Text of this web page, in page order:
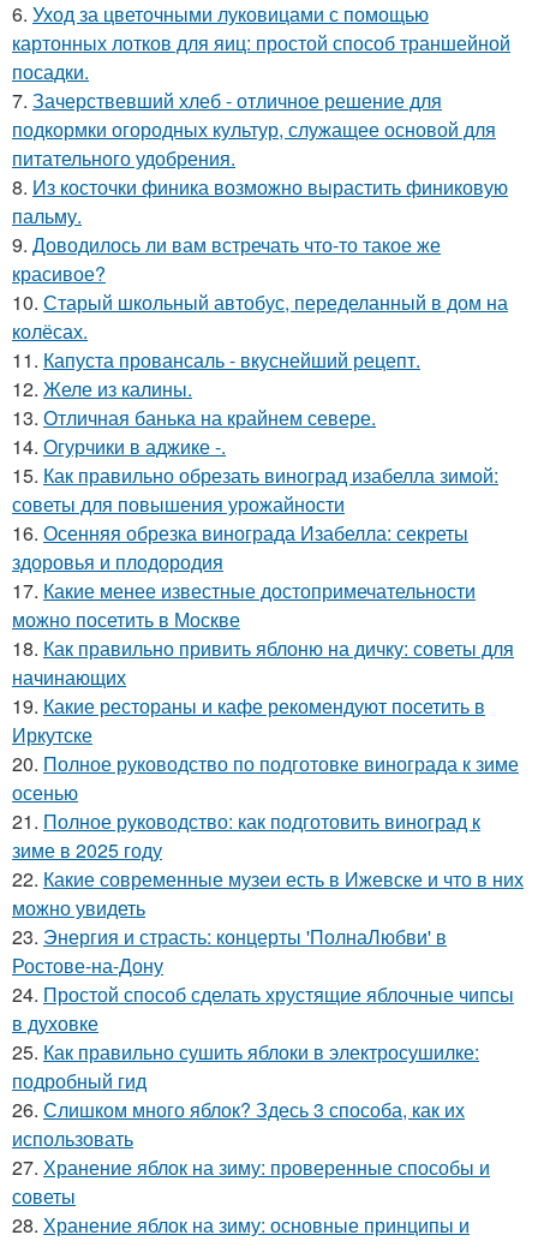
6. Уход за цветочными луковицами с помощью
картонных лотков для яиц: простой способ траншейной
посадки.
7. Зачерствевший хлеб - отличное решение для
подкормки огородных культур, служащее основой для
питательного удобрения.
8. Из косточки финика возможно вырастить финиковую
пальму.
9. Доводилось ли вам встречать что-то такое же
красивое?
10. Старый школьный автобус, переделанный в дом на
колёсах.
11. Капуста провансаль - вкуснейший рецепт.
12. Желе из калины.
13. Отличная банька на крайнем севере.
14. Огурчики в аджике -.
15. Как правильно обрезать виноград изабелла зимой:
советы для повышения урожайности
16. Осенняя обрезка винограда Изабелла: секреты
здоровья и плодородия
17. Какие менее известные достопримечательности
можно посетить в Москве
18. Как правильно привить яблоню на дичку: советы для
начинающих
19. Какие рестораны и кафе рекомендуют посетить в
Иркутске
20. Полное руководство по подготовке винограда к зиме
осенью
21. Полное руководство: как подготовить виноград к
зиме в 2025 году
22. Какие современные музеи есть в Ижевске и что в них
можно увидеть
23. Энергия и страсть: концерты 'ПолнаЛюбви' в
Ростове-на-Дону
24. Простой способ сделать хрустящие яблочные чипсы
в духовке
25. Как правильно сушить яблоки в электросушилке:
подробный гид
26. Слишком много яблок? Здесь 3 способа, как их
использовать
27. Хранение яблок на зиму: проверенные способы и
советы
28. Хранение яблок на зиму: основные принципы и